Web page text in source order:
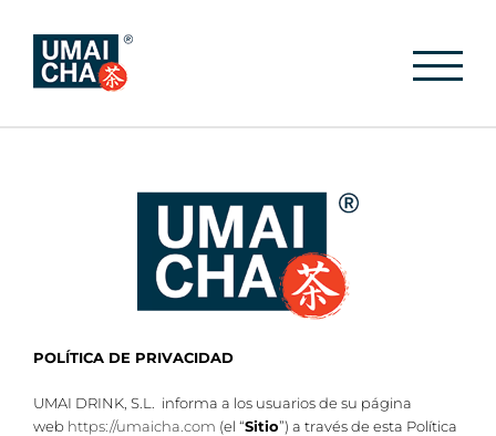
contenido
POLÍTICA DE PRIVACIDAD
UMAI DRINK, S.L. informa a los usuarios de su página
web https://umaicha.com (el “Sitio”) a través de esta Política